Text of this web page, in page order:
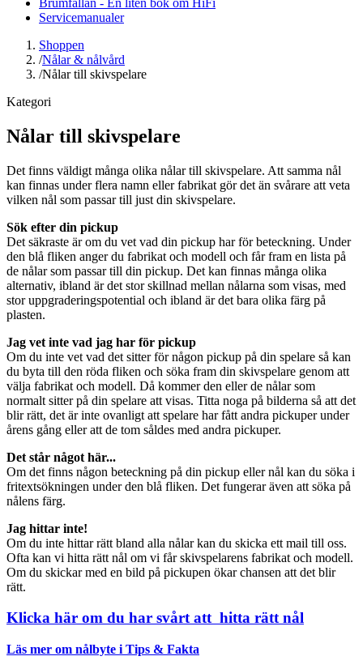
Servicemanualer
Shoppen
/Nålar & nålvård
/Nålar till skivspelare
Kategori
Nålar till skivspelare
Det finns väldigt många olika nålar till skivspelare. Att samma nål
kan finnas under flera namn eller fabrikat gör det än svårare att veta
vilken nål som passar till just din skivspelare.
Sök efter din pickup
Det säkraste är om du vet vad din pickup har för beteckning. Under
den blå fliken anger du fabrikat och modell och får fram en lista på
de nålar som passar till din pickup. Det kan finnas många olika
alternativ, ibland är det stor skillnad mellan nålarna som visas, med
stor uppgraderingspotential och ibland är det bara olika färg på
plasten.
Jag vet inte vad jag har för pickup
Om du inte vet vad det sitter för någon pickup på din spelare så kan
du byta till den röda fliken och söka fram din skivspelare genom att
välja fabrikat och modell. Då kommer den eller de nålar som
normalt sitter på din spelare att visas. Titta noga på bilderna så att det
blir rätt, det är inte ovanligt att spelare har fått andra pickuper under
årens gång eller att de tom såldes med andra pickuper.
Det står något här...
Om det finns någon beteckning på din pickup eller nål kan du söka i
fritextsökningen under den blå fliken. Det fungerar även att söka på
nålens färg.
Jag hittar inte!
Om du inte hittar rätt bland alla nålar kan du skicka ett mail till oss.
Ofta kan vi hitta rätt nål om vi får skivspelarens fabrikat och modell.
Om du skickar med en bild på pickupen ökar chansen att det blir
rätt.
Klicka här om du har svårt att hitta rätt nål
Läs mer om nålbyte i Tips & Fakta